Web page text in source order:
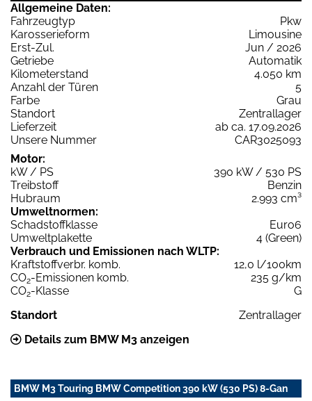
Allgemeine Daten:
Fahrzeugtyp
Pkw
Karosserieform
Limousine
Erst-Zul.
Jun / 2026
Getriebe
Automatik
Kilometerstand
4.050 km
Anzahl der Türen
5
Farbe
Grau
Standort
Zentrallager
Lieferzeit
ab ca. 17.09.2026
Unsere Nummer
CAR3025093
Motor:
kW / PS
390 kW / 530 PS
Treibstoff
Benzin
Hubraum
2.993 cm³
Umweltnormen:
Schadstoffklasse
Euro6
Umweltplakette
4 (Green)
Verbrauch und Emissionen nach WLTP:
Kraftstoffverbr. komb.
12,0 l/100km
CO2-Emissionen komb.
235 g/km
CO2-Klasse
G
Standort
Zentrallager
Details zum BMW M3 anzeigen
BMW M3 Touring BMW Competition 390 kW (530 PS) 8-Gan